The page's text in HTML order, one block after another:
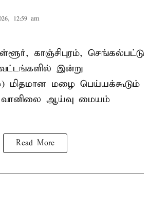
12:59 am
காஞ்சிபுரம், செங்கல்பட்டு
இன்று
மிதமான மழை பெய்யக்கூடும்
ஆய்வு மையம்
Read More